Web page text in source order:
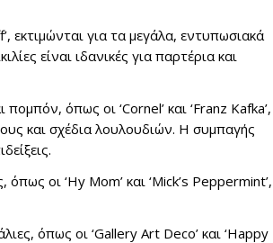
εκτιμώνται για τα μεγάλα, εντυπωσιακά
είναι ιδανικές για παρτέρια και
όπως οι ‘Cornel’ και ‘Franz Kafka’,
και σχέδια λουλουδιών. Η συμπαγής
όπως οι ‘Hy Mom’ και ‘Mick’s Peppermint’,
όπως οι ‘Gallery Art Deco’ και ‘Happy